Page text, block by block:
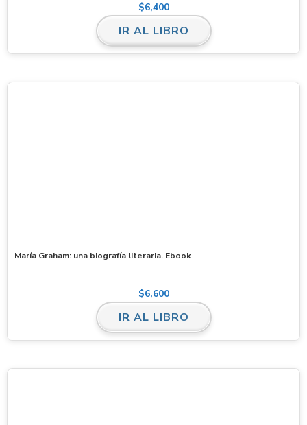
$6,400
IR AL LIBRO
María Graham: una biografía literaria. Ebook
$6,600
IR AL LIBRO